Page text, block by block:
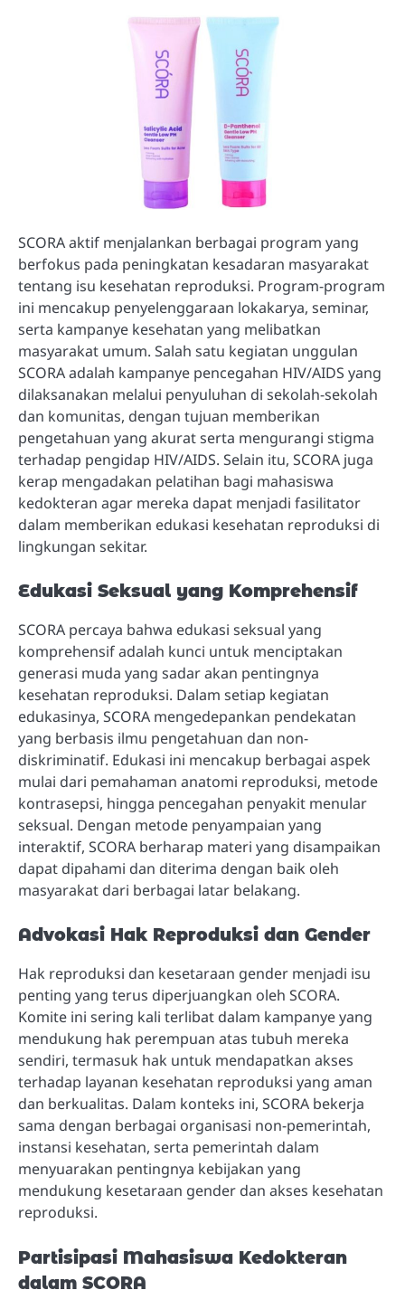
SCORA aktif menjalankan berbagai program yang
berfokus pada peningkatan kesadaran masyarakat
tentang isu kesehatan reproduksi. Program-program
ini mencakup penyelenggaraan lokakarya, seminar,
serta kampanye kesehatan yang melibatkan
masyarakat umum. Salah satu kegiatan unggulan
SCORA adalah kampanye pencegahan HIV/AIDS yang
dilaksanakan melalui penyuluhan di sekolah-sekolah
dan komunitas, dengan tujuan memberikan
pengetahuan yang akurat serta mengurangi stigma
terhadap pengidap HIV/AIDS. Selain itu, SCORA juga
kerap mengadakan pelatihan bagi mahasiswa
kedokteran agar mereka dapat menjadi fasilitator
dalam memberikan edukasi kesehatan reproduksi di
lingkungan sekitar.
Edukasi Seksual yang Komprehensif
SCORA percaya bahwa edukasi seksual yang
komprehensif adalah kunci untuk menciptakan
generasi muda yang sadar akan pentingnya
kesehatan reproduksi. Dalam setiap kegiatan
edukasinya, SCORA mengedepankan pendekatan
yang berbasis ilmu pengetahuan dan non-
diskriminatif. Edukasi ini mencakup berbagai aspek
mulai dari pemahaman anatomi reproduksi, metode
kontrasepsi, hingga pencegahan penyakit menular
seksual. Dengan metode penyampaian yang
interaktif, SCORA berharap materi yang disampaikan
dapat dipahami dan diterima dengan baik oleh
masyarakat dari berbagai latar belakang.
Advokasi Hak Reproduksi dan Gender
Hak reproduksi dan kesetaraan gender menjadi isu
penting yang terus diperjuangkan oleh SCORA.
Komite ini sering kali terlibat dalam kampanye yang
mendukung hak perempuan atas tubuh mereka
sendiri, termasuk hak untuk mendapatkan akses
terhadap layanan kesehatan reproduksi yang aman
dan berkualitas. Dalam konteks ini, SCORA bekerja
sama dengan berbagai organisasi non-pemerintah,
instansi kesehatan, serta pemerintah dalam
menyuarakan pentingnya kebijakan yang
mendukung kesetaraan gender dan akses kesehatan
reproduksi.
Partisipasi Mahasiswa Kedokteran
dalam SCORA